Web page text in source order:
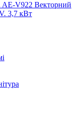
AE-V922 Векторний
3,7 кВт